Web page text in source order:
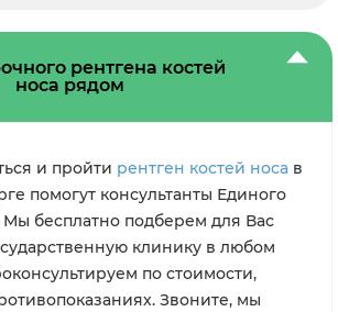
рентгена костей
носа рядом
и пройти рентген костей носа в
помогут консультанты Единого
Мы бесплатно подберем для Вас
клинику в любом
по стоимости,
Звоните, мы